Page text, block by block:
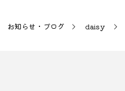
お知らせ・ブログ daisy